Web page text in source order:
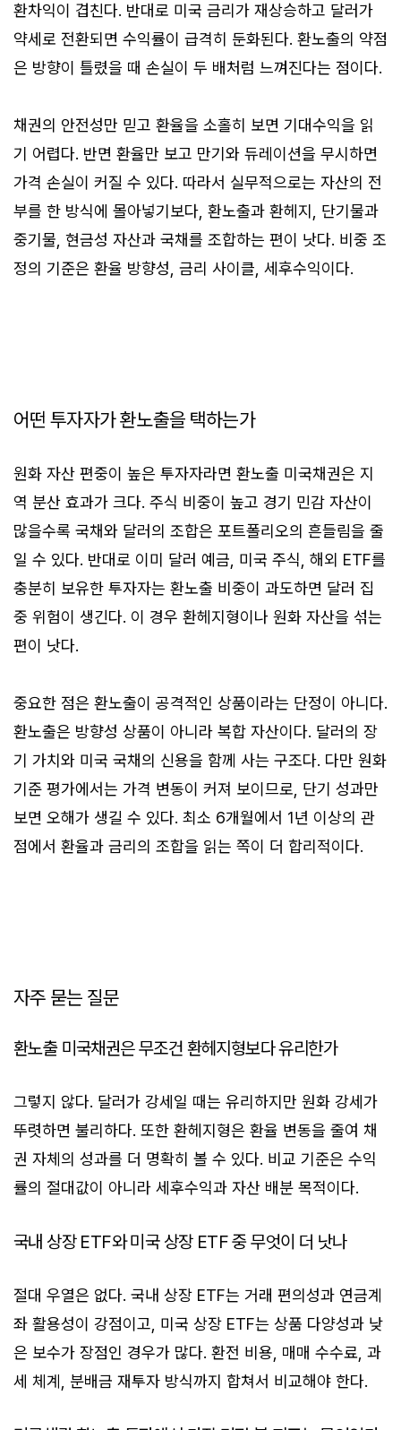
환차익이 겹친다. 반대로 미국 금리가 재상승하고 달러가
약세로 전환되면 수익률이 급격히 둔화된다. 환노출의 약점
은 방향이 틀렸을 때 손실이 두 배처럼 느껴진다는 점이다.
채권의 안전성만 믿고 환율을 소홀히 보면 기대수익을 읽
기 어렵다. 반면 환율만 보고 만기와 듀레이션을 무시하면
가격 손실이 커질 수 있다. 따라서 실무적으로는 자산의 전
부를 한 방식에 몰아넣기보다, 환노출과 환헤지, 단기물과
중기물, 현금성 자산과 국채를 조합하는 편이 낫다. 비중 조
정의 기준은 환율 방향성, 금리 사이클, 세후수익이다.
어떤 투자자가 환노출을 택하는가
원화 자산 편중이 높은 투자자라면 환노출 미국채권은 지
역 분산 효과가 크다. 주식 비중이 높고 경기 민감 자산이
많을수록 국채와 달러의 조합은 포트폴리오의 흔들림을 줄
일 수 있다. 반대로 이미 달러 예금, 미국 주식, 해외 ETF를
충분히 보유한 투자자는 환노출 비중이 과도하면 달러 집
중 위험이 생긴다. 이 경우 환헤지형이나 원화 자산을 섞는
편이 낫다.
중요한 점은 환노출이 공격적인 상품이라는 단정이 아니다.
환노출은 방향성 상품이 아니라 복합 자산이다. 달러의 장
기 가치와 미국 국채의 신용을 함께 사는 구조다. 다만 원화
기준 평가에서는 가격 변동이 커져 보이므로, 단기 성과만
보면 오해가 생길 수 있다. 최소 6개월에서 1년 이상의 관
점에서 환율과 금리의 조합을 읽는 쪽이 더 합리적이다.
자주 묻는 질문
환노출 미국채권은 무조건 환헤지형보다 유리한가
그렇지 않다. 달러가 강세일 때는 유리하지만 원화 강세가
뚜렷하면 불리하다. 또한 환헤지형은 환율 변동을 줄여 채
권 자체의 성과를 더 명확히 볼 수 있다. 비교 기준은 수익
률의 절대값이 아니라 세후수익과 자산 배분 목적이다.
국내 상장 ETF와 미국 상장 ETF 중 무엇이 더 낫나
절대 우열은 없다. 국내 상장 ETF는 거래 편의성과 연금계
좌 활용성이 강점이고, 미국 상장 ETF는 상품 다양성과 낮
은 보수가 장점인 경우가 많다. 환전 비용, 매매 수수료, 과
세 체계, 분배금 재투자 방식까지 합쳐서 비교해야 한다.